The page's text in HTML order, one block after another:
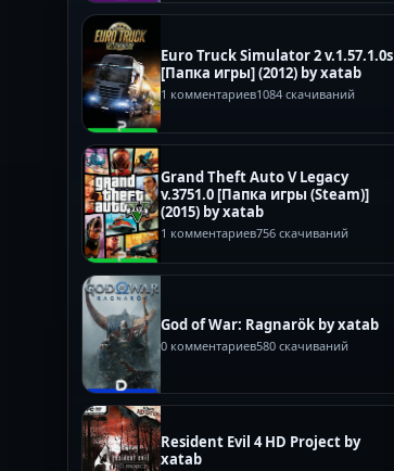
Euro Truck Simulator 2 v.1.57.1.0s
[Папка игры] (2012) by xatab
1 комментариев1084 скачиваний
Grand Theft Auto V Legacy
v.3751.0 [Папка игры (Steam)]
(2015) by xatab
1 комментариев756 скачиваний
God of War: Ragnarök by xatab
0 комментариев580 скачиваний
Resident Evil 4 HD Project by
xatab